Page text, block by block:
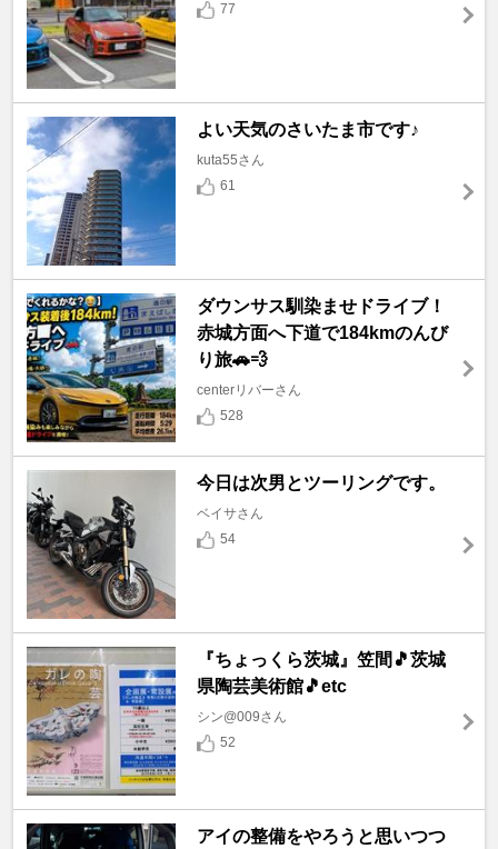
77
よい天気のさいたま市です♪
kuta55さん
61
ダウンサス馴染ませドライブ！
赤城方面へ下道で184kmのんび
り旅🚗💨
centerリバーさん
528
今日は次男とツーリングです。
ベイサさん
54
『ちょっくら茨城』笠間🎵茨城
県陶芸美術館🎵etc
シン@009さん
52
アイの整備をやろうと思いつつ